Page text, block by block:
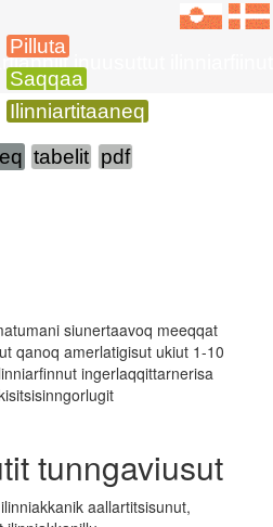
Pilluta
Saqqaa
Ilinniartitaaneq
inuusuttut ilinniarfiinut
tabelit pdf